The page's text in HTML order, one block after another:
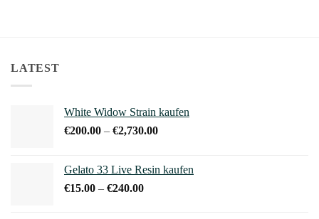
Varianten
können
gewählt
LATEST
White Widow Strain kaufen
€200.00 – €2,730.00Preisspanne:
€2,730.00
Gelato 33 Live Resin kaufen
€15.00 – €240.00Preisspanne: